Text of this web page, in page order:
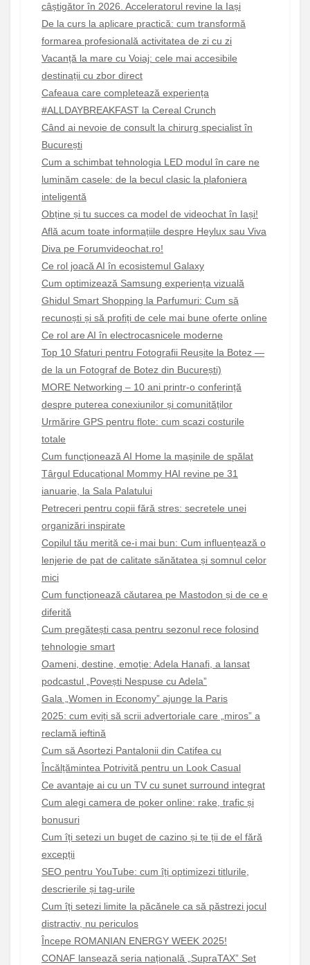
câștigător în 2026. Acceleratorul revine la Iași
De la curs la aplicare practică: cum transformă
formarea profesională activitatea de zi cu zi
Vacanță la mare cu Voiaj: cele mai accesibile
destinații cu zbor direct
Cafeaua care completează experiența
#ALLDAYBREAKFAST la Cereal Crunch
Când ai nevoie de consult la chirurg specialist în
București
Cum a schimbat tehnologia LED modul în care ne
luminăm casele: de la becul clasic la plafoniera
inteligentă
Obține și tu succes ca model de videochat în Iași!
Află acum toate informațiile despre Heylux sau Viva
Diva pe Forumvideochat.ro!
Ce rol joacă AI în ecosistemul Galaxy
Cum optimizează Samsung experiența vizuală
Ghidul Smart Shopping la Parfumuri: Cum să
recunoști și să profiți de cele mai bune oferte online
Ce rol are AI în electrocasnicele moderne
Top 10 Sfaturi pentru Fotografii Reușite la Botez —
de la un Fotograf de Botez din București)
MORE Networking – 10 ani printr-o conferință
despre puterea conexiunilor și comunităților
Urmărire GPS pentru flote: cum scazi costurile
totale
Cum funcționează AI Home la mașinile de spălat
Târgul Educațional Mommy HAI revine pe 31
ianuarie, la Sala Palatului
Petreceri pentru copii fără stres: secretele unei
organizări inspirate
Copilul tău merită ce-i mai bun: Cum influențează o
lenjerie de pat de calitate sănătatea și somnul celor
mici
Cum funcționează căutarea pe Mastodon și de ce e
diferită
Cum pregătești casa pentru sezonul rece folosind
tehnologie smart
Oameni, destine, emoție: Adela Hanafi, a lansat
podcastul „Povești Nespuse cu Adela”
Gala „Women in Economy” ajunge la Paris
2025: cum eviți să scrii advertoriale care „miros” a
reclamă ieftină
Cum să Asortezi Pantalonii din Catifea cu
Încălțămintea Potrivită pentru un Look Casual
Ce avantaje ai cu un TV cu sunet surround integrat
Cum alegi camera de poker online: rake, trafic și
bonusuri
Cum îți setezi un buget de cazino și te ții de el fără
excepții
SEO pentru YouTube: cum îți optimizezi titlurile,
descrierile și tag-urile
Cum îți setezi limite la păcănele ca să păstrezi jocul
distractiv, nu periculos
Începe ROMANIAN ENERGY WEEK 2025!
CONAF lansează seria națională „SupraTAX” Set